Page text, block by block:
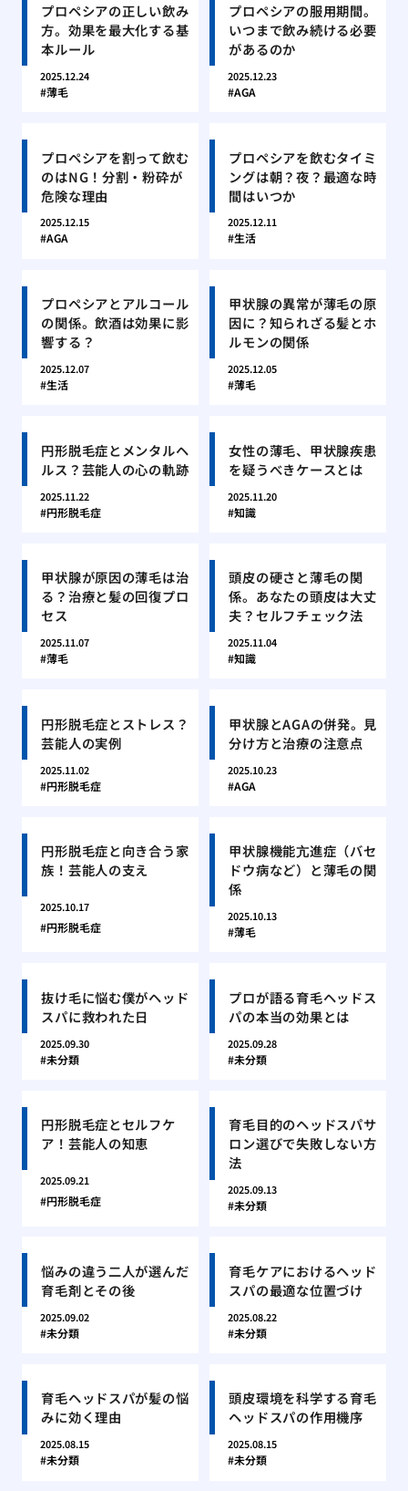
プロペシアの正しい飲み
方。効果を最大化する基
本ルール
2025.12.24
薄毛
プロペシアの服用期間。
いつまで飲み続ける必要
があるのか
2025.12.23
AGA
プロペシアを割って飲む
のはNG！分割・粉砕が
危険な理由
2025.12.15
AGA
プロペシアを飲むタイミ
ングは朝？夜？最適な時
間はいつか
2025.12.11
生活
プロペシアとアルコール
の関係。飲酒は効果に影
響する？
2025.12.07
生活
甲状腺の異常が薄毛の原
因に？知られざる髪とホ
ルモンの関係
2025.12.05
薄毛
円形脱毛症とメンタルヘ
ルス？芸能人の心の軌跡
2025.11.22
円形脱毛症
女性の薄毛、甲状腺疾患
を疑うべきケースとは
2025.11.20
知識
甲状腺が原因の薄毛は治
る？治療と髪の回復プロ
セス
2025.11.07
薄毛
頭皮の硬さと薄毛の関
係。あなたの頭皮は大丈
夫？セルフチェック法
2025.11.04
知識
円形脱毛症とストレス？
芸能人の実例
2025.11.02
円形脱毛症
甲状腺とAGAの併発。見
分け方と治療の注意点
2025.10.23
AGA
円形脱毛症と向き合う家
族！芸能人の支え
2025.10.17
円形脱毛症
甲状腺機能亢進症（バセ
ドウ病など）と薄毛の関
係
2025.10.13
薄毛
抜け毛に悩む僕がヘッド
スパに救われた日
2025.09.30
未分類
プロが語る育毛ヘッドス
パの本当の効果とは
2025.09.28
未分類
円形脱毛症とセルフケ
ア！芸能人の知恵
2025.09.21
円形脱毛症
育毛目的のヘッドスパサ
ロン選びで失敗しない方
法
2025.09.13
未分類
悩みの違う二人が選んだ
育毛剤とその後
2025.09.02
未分類
育毛ケアにおけるヘッド
スパの最適な位置づけ
2025.08.22
未分類
育毛ヘッドスパが髪の悩
みに効く理由
2025.08.15
未分類
頭皮環境を科学する育毛
ヘッドスパの作用機序
2025.08.15
未分類